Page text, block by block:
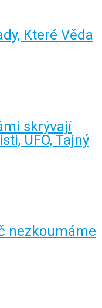
Které Věda
skrývají
UFO, Tajný
nezkoumáme